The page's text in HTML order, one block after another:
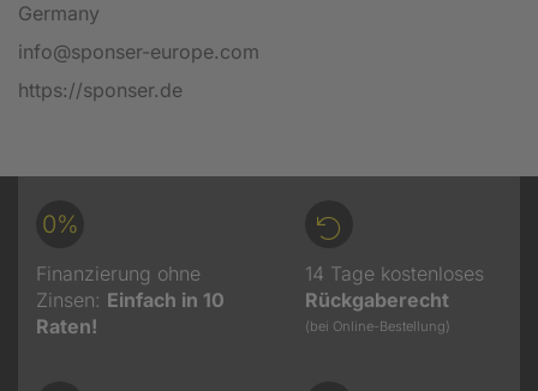
Germany
info@sponser-europe.com
https://sponser.de
0%
Finanzierung ohne
Zinsen: Einfach in 10
Raten!
14 Tage kostenloses
Rückgaberecht
(bei Online-Bestellung)